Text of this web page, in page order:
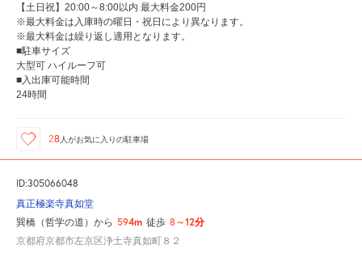
【土日祝】20:00～8:00以内 最大料金200円
※最大料金は入庫時の曜日・祝日により異なります。
※最大料金は繰り返し適用となります。
■駐車サイズ
大型可 ハイルーフ可
■入出庫可能時間
24時間
28 人がお気に入りの駐車場
ID:305066048
真正極楽寺真如堂
巽橋（哲学の道）から 594m 徒歩 8～12分
京都府京都市左京区浄土寺真如町８２